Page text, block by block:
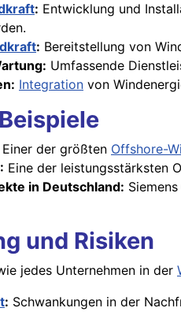
: Entwicklung und
: Bereitstellung von
Umfassende
Integration von
Einer der größten Offshore-
: Eine der leistungsstärksten
in Deutschland:
und Risiken
jedes Unternehmen in der
: Schwankungen in der